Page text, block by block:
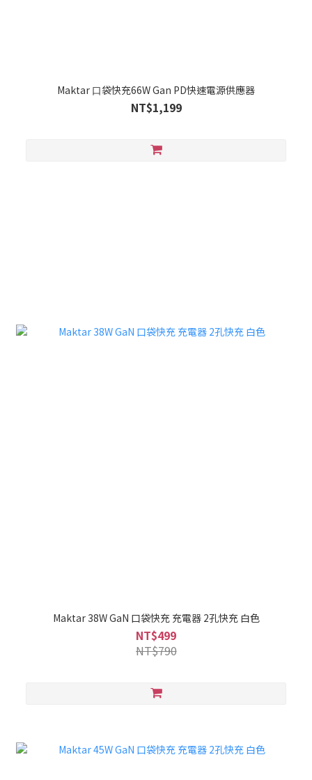
Maktar ⼝袋快充66W Gan PD快速電源供應器
NT$1,199
Maktar 38W GaN 口袋快充 充電器 2孔快充 白色
NT$499
NT$790